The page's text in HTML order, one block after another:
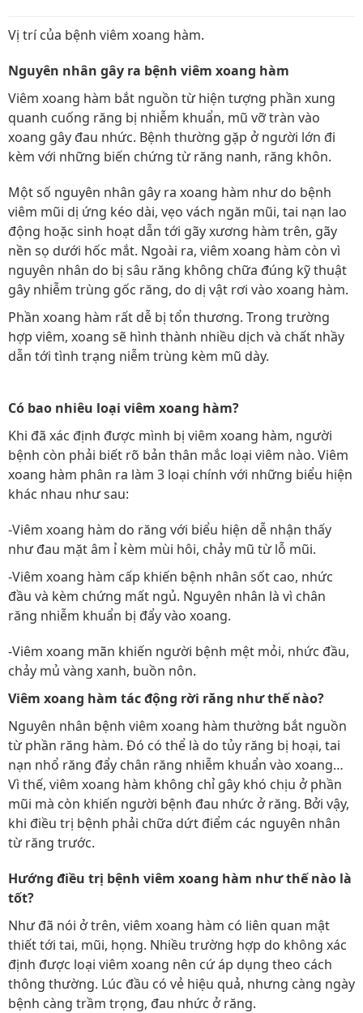
Vị trí của bệnh viêm xoang hàm.
Nguyên nhân gây ra bệnh viêm xoang hàm
Viêm xoang hàm bắt nguồn từ hiện tượng phần xung
quanh cuống răng bị nhiễm khuẩn, mũ vỡ tràn vào
xoang gây đau nhức. Bệnh thường gặp ở người lớn đi
kèm với những biến chứng từ răng nanh, răng khôn.
Một số nguyên nhân gây ra xoang hàm như do bệnh
viêm mũi dị ứng kéo dài, vẹo vách ngăn mũi, tai nạn lao
động hoặc sinh hoạt dẫn tới gãy xương hàm trên, gãy
nền sọ dưới hốc mắt. Ngoài ra, viêm xoang hàm còn vì
nguyên nhân do bị sâu răng không chữa đúng kỹ thuật
gây nhiễm trùng gốc răng, do dị vật rơi vào xoang hàm.
Phần xoang hàm rất dễ bị tổn thương. Trong trường
hợp viêm, xoang sẽ hình thành nhiều dịch và chất nhầy
dẫn tới tình trạng niễm trùng kèm mũ dày.
Có bao nhiêu loại viêm xoang hàm?
Khi đã xác định được mình bị viêm xoang hàm, người
bệnh còn phải biết rõ bản thân mắc loại viêm nào. Viêm
xoang hàm phân ra làm 3 loại chính với những biểu hiện
khác nhau như sau:
-Viêm xoang hàm do răng với biểu hiện dễ nhận thấy
như đau mặt âm ỉ kèm mùi hôi, chảy mũ từ lỗ mũi.
-Viêm xoang hàm cấp khiến bệnh nhân sốt cao, nhức
đầu và kèm chứng mất ngủ. Nguyên nhân là vì chân
răng nhiễm khuẩn bị đẩy vào xoang.
-Viêm xoang mãn khiến người bệnh mệt mỏi, nhức đầu,
chảy mủ vàng xanh, buồn nôn.
Viêm xoang hàm tác động rời răng như thế nào?
Nguyên nhân bệnh viêm xoang hàm thường bắt nguồn
từ phần răng hàm. Đó có thể là do tủy răng bị hoại, tai
nạn nhổ răng đẩy chân răng nhiễm khuẩn vào xoang…
Vì thế, viêm xoang hàm không chỉ gây khó chịu ở phần
mũi mà còn khiến người bệnh đau nhức ở răng. Bởi vậy,
khi điều trị bệnh phải chữa dứt điểm các nguyên nhân
từ răng trước.
Hướng điều trị bệnh viêm xoang hàm như thế nào là
tốt?
Như đã nói ở trên, viêm xoang hàm có liên quan mật
thiết tới tai, mũi, họng. Nhiều trường hợp do không xác
định được loại viêm xoang nên cứ áp dụng theo cách
thông thường. Lúc đầu có vẻ hiệu quả, nhưng càng ngày
bệnh càng trầm trọng, đau nhức ở răng.